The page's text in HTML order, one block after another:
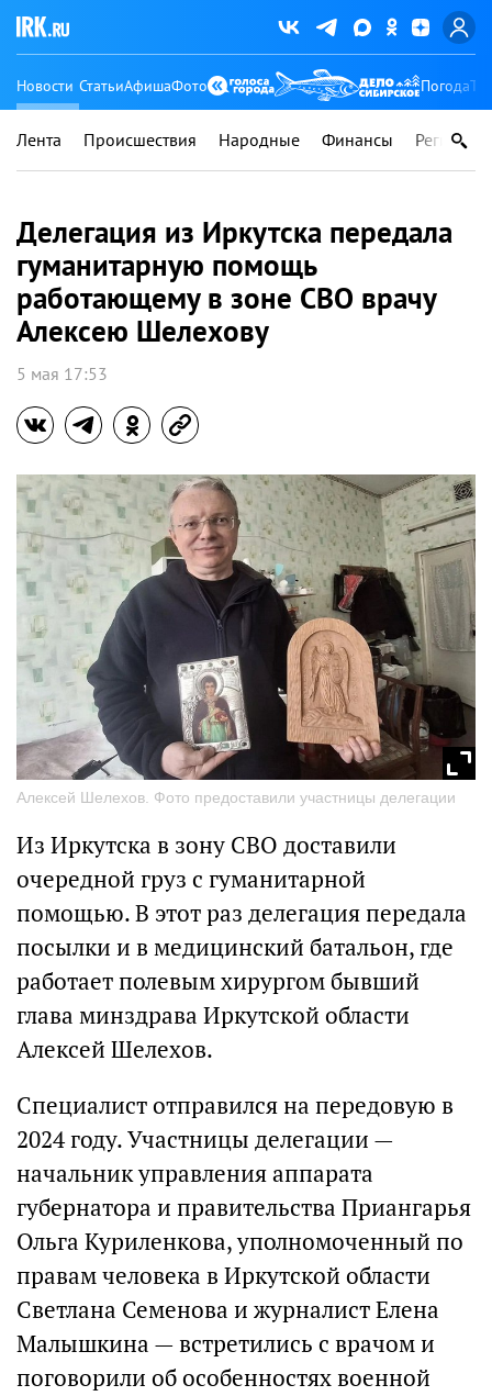
Новости СтатьиАфишаФото Погода
Лента Происшествия Народные Финансы Регионы
Делегация из Иркутска передала
гуманитарную помощь
работающему в зоне СВО врачу
Алексею Шелехову
5 мая 17:53
Алексей Шелехов. Фото предоставили участницы делегации
Из Иркутска в зону СВО доставили
очередной груз с гуманитарной
помощью. В этот раз делегация передала
посылки и в медицинский батальон, где
работает полевым хирургом бывший
глава минздрава Иркутской области
Алексей Шелехов.
Специалист отправился на передовую в
2024 году. Участницы делегации —
начальник управления аппарата
губернатора и правительства Приангарья
Ольга Куриленкова, уполномоченный по
правам человека в Иркутской области
Светлана Семенова и журналист Елена
Малышкина — встретились с врачом и
поговорили об особенностях военной